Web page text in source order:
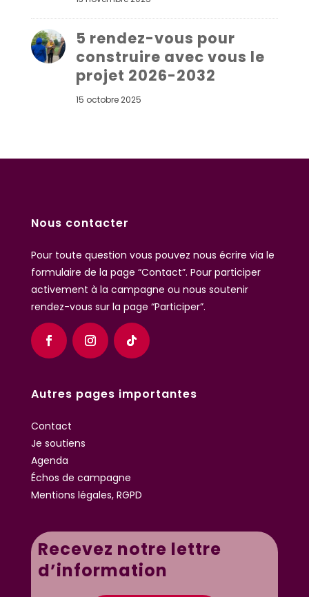
5 rendez-vous pour
construire avec vous le
projet 2026-2032
15 octobre 2025
Nous contacter
Pour toute question vous pouvez nous écrire via le
formulaire de la page “Contact”. Pour participer
activement à la campagne ou nous soutenir
rendez-vous sur la page “Participer”.
Autres pages importantes
Contact
Je soutiens
Agenda
Échos de campagne
Mentions légales, RGPD
Recevez notre lettre
d’information